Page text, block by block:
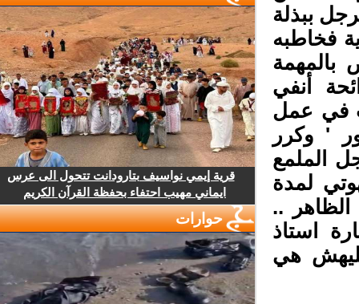
ببذلة
فخاطبه
أنفي
في عمل
' وكرر
الملمع
لمدة
..
استاذ
هي
قرية إيمي نواسيف بتارودانت تتحول الى عرس
ايماني مهيب احتفاء بحفظة القرآن الكريم
حوارات